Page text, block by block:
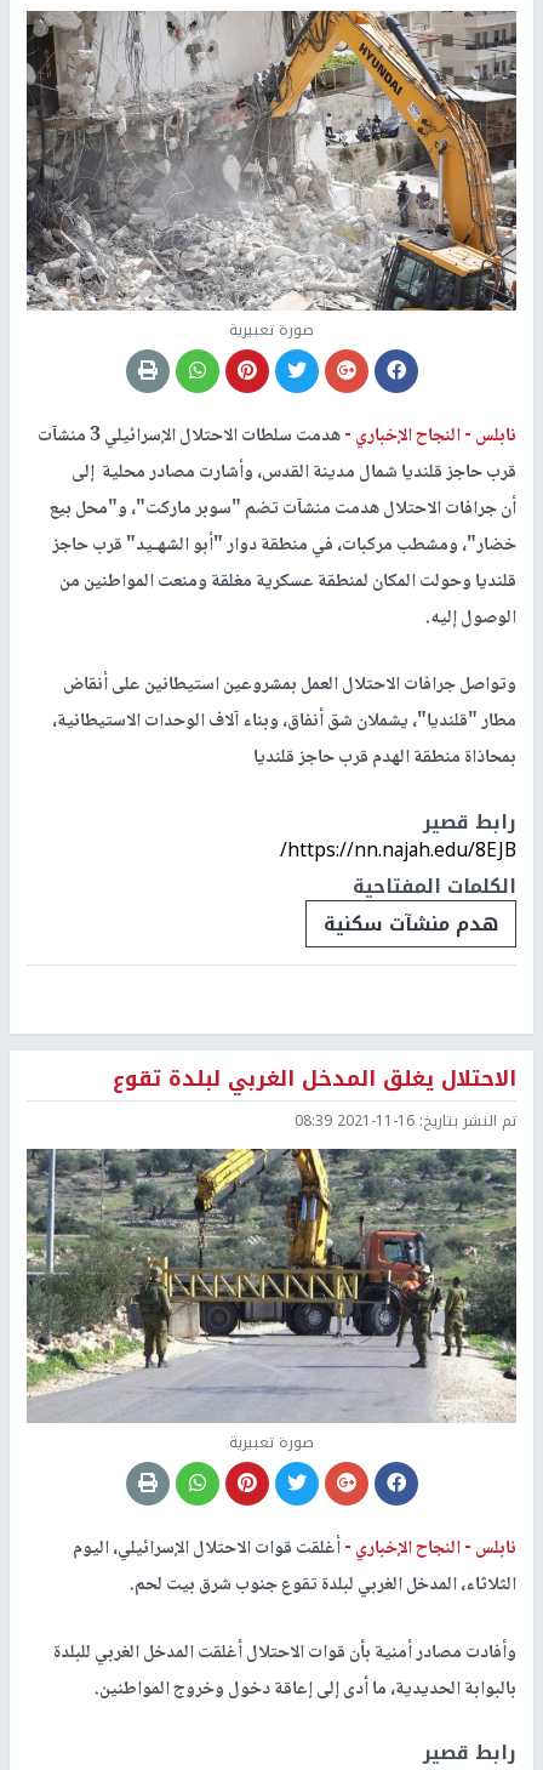
صورة تعبيرية
نابلس -النجاح الإخباري -
هدمت سلطات الاحتلال الإسرائيلي 3 منشآت
قرب حاجز قلنديا شمال مدينة القدس، وأشارت مصادر محلية إلى
أن جرافات الاحتلال هدمت منشآت تضم "سوبر ماركت"، و"محل بيع
خضار"، ومشطب مركبات، في منطقة دوار "أبو الشهـيد" قرب حاجز
قلنديا وحولت المكان لمنطقة عسكرية مغلقة ومنعت المواطنين من
الوصول إليه.
وتواصل جرافات الاحتلال العمل بمشروعين استيطانين على أنقاض
مطار "قلنديا"، يشملان شق أنفاق، وبناء آلاف الوحدات الاستيطانية،
بمحاذاة منطقة الهدم قرب حاجز قلنديا
رابط قصير
https://nn.najah.edu/8EJB/
الكلمات المفتاحية
هدم منشآت سكنية
الاحتلال يغلق المدخل الغربي لبلدة تقوع
تم النشر بتاريخ: 2021-11-16 08:39
صورة تعبيرية
نابلس -النجاح الإخباري -أغلقت قوات الاحتلال الإسرائيلي، اليوم
الثلاثاء، المدخل الغربي لبلدة تقوع جنوب شرق بيت لحم.
وأفادت مصادر أمنية بأن قوات الاحتلال أغلقت المدخل الغربي للبلدة
بالبوابة الحديدية، ما أدى إلى إعاقة دخول وخروج المواطنين.
رابط قصير